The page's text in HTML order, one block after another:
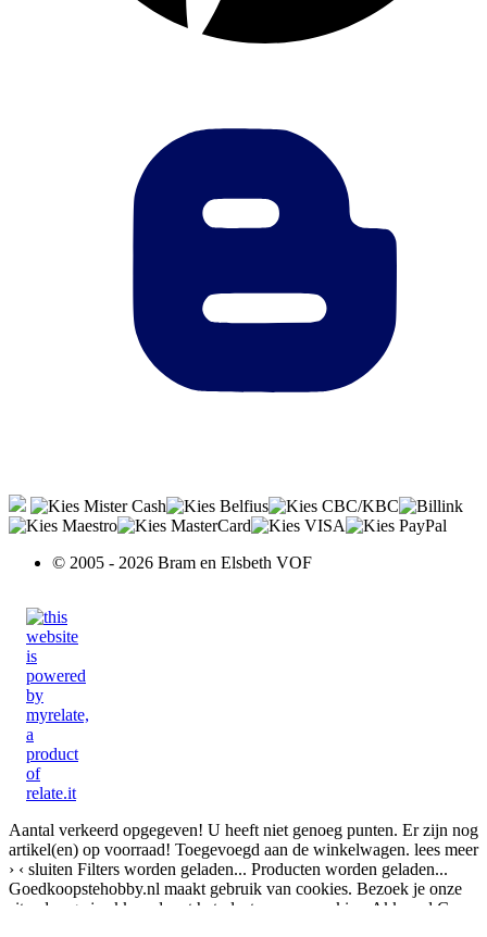
© 2005 - 2026 Bram en Elsbeth VOF
Aantal verkeerd opgegeven! U heeft niet genoeg punten. Er zijn nog
artikel(en) op voorraad! Toegevoegd aan de winkelwagen. lees meer
› ‹ sluiten Filters worden geladen... Producten worden geladen...
Goedkoopstehobby.nl maakt gebruik van cookies. Bezoek je onze
site, dan ga je akkoord met het plaatsen van cookies.
Akkoord Geen